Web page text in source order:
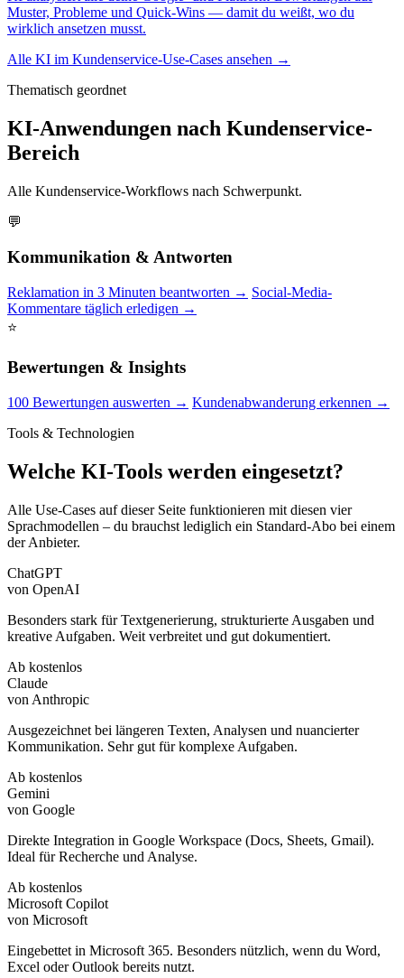
Muster, Probleme und Quick-Wins — damit du weißt, wo du
wirklich ansetzen musst.
Alle KI im Kundenservice-Use-Cases ansehen →
Thematisch geordnet
KI-Anwendungen nach Kundenservice-
Bereich
Alle Kundenservice-Workflows nach Schwerpunkt.
💬
Kommunikation & Antworten
Reklamation in 3 Minuten beantworten → Social-Media-
Kommentare täglich erledigen →
⭐
Bewertungen & Insights
100 Bewertungen auswerten → Kundenabwanderung erkennen →
Tools & Technologien
Welche KI-Tools werden eingesetzt?
Alle Use-Cases auf dieser Seite funktionieren mit diesen vier
Sprachmodellen – du brauchst lediglich ein Standard-Abo bei einem
der Anbieter.
ChatGPT
von OpenAI
Besonders stark für Textgenerierung, strukturierte Ausgaben und
kreative Aufgaben. Weit verbreitet und gut dokumentiert.
Ab kostenlos
Claude
von Anthropic
Ausgezeichnet bei längeren Texten, Analysen und nuancierter
Kommunikation. Sehr gut für komplexe Aufgaben.
Ab kostenlos
Gemini
von Google
Direkte Integration in Google Workspace (Docs, Sheets, Gmail).
Ideal für Recherche und Analyse.
Ab kostenlos
Microsoft Copilot
von Microsoft
Eingebettet in Microsoft 365. Besonders nützlich, wenn du Word,
Excel oder Outlook bereits nutzt.